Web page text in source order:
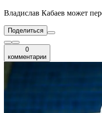
Владислав Кабаев может
Поделиться
0
комментарии